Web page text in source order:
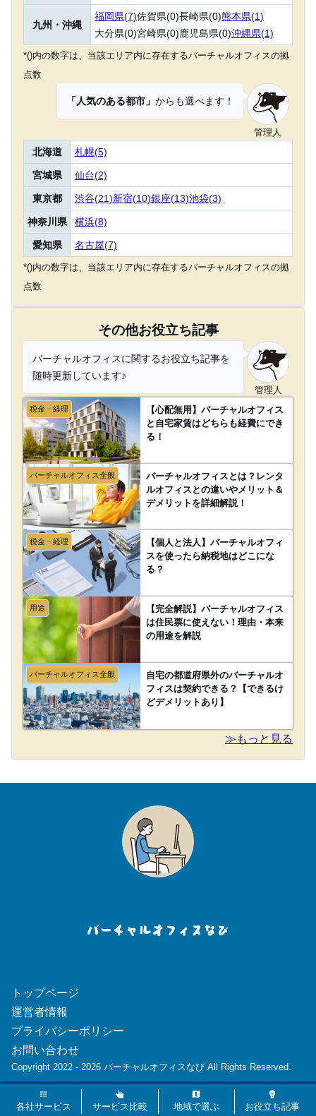
各社サービス サービス比較 地域で選ぶ お役立ち記事
九州・沖縄
福岡県(7)佐賀県(0)長崎県(0)熊本県(1)
大分県(0)宮崎県(0)鹿児島県(0)沖縄県(1)
*()内の数字は、当該エリア内に存在するバーチャルオフィスの拠
点数
管理人
「人気のある都市」からも選べます！
北海道 札幌(5)
宮城県 仙台(2)
東京都 渋谷(21)新宿(10)銀座(13)池袋(3)
神奈川県 横浜(8)
愛知県 名古屋(7)
*()内の数字は、当該エリア内に存在するバーチャルオフィスの拠
点数
その他お役立ち記事
管理人
バーチャルオフィスに関するお役立ち記事を
随時更新しています♪
税金・経理
【心配無用】バーチャルオフィス
と自宅家賃はどちらも経費にでき
る！
バーチャルオフィス全般
バーチャルオフィスとは？レンタ
ルオフィスとの違いやメリット＆
デメリットを詳細解説！
税金・経理
【個人と法人】バーチャルオフィ
スを使ったら納税地はどこにな
る？
用途
【完全解説】バーチャルオフィス
は住民票に使えない！理由・本来
の用途を解説
バーチャルオフィス全般
自宅の都道府県外のバーチャルオ
フィスは契約できる？【できるけ
どデメリットあり】
≫もっと見る
トップページ
運営者情報
プライバシーポリシー
お問い合わせ
Copyright 2022 - 2026 バーチャルオフィスなび All Rights Reserved.